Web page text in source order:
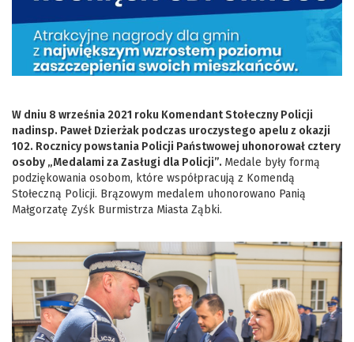
W dniu 8 września 2021 roku Komendant Stołeczny Policji
nadinsp. Paweł Dzierżak podczas uroczystego apelu z okazji
102. Rocznicy powstania Policji Państwowej uhonorował cztery
osoby „Medalami za Zasługi dla Policji”. Medale były formą
podziękowania osobom, które współpracują z Komendą
Stołeczną Policji. Brązowym medalem uhonorowano Panią
Małgorzatę Zyśk Burmistrza Miasta Ząbki.